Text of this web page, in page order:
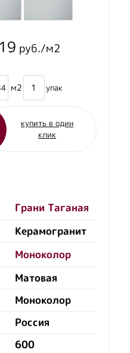
руб./м2
м2 упак
купить в один
клик
Грани Таганая
Керамогранит
Моноколор
Матовая
Моноколор
Россия
600